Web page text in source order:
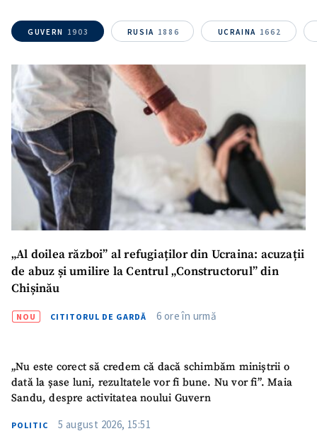
GUVERN 1903 RUSIA 1886 UCRAINA 1662
„Al doilea război” al refugiaților din Ucraina: acuzații
de abuz și umilire la Centrul „Constructorul” din
Chișinău
NOU CITITORUL DE GARDĂ 6 ore în urmă
„Nu este corect să credem că dacă schimbăm miniștrii o
dată la șase luni, rezultatele vor fi bune. Nu vor fi”. Maia
Sandu, despre activitatea noului Guvern
POLITIC 5 august 2026, 15:51
Titlu știre+ Adaugă titlu
Fotografie
+ Încarcă imagine
Link media
+ Link media
Mesajul știrei
+ Mesajul știrei
CONTACT SURSĂ
Sursă anonimă
Telefon
+ Telefon personal
Am citit și sunt de
confidențialitate.